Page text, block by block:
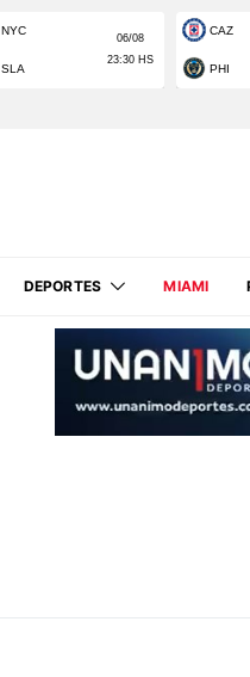
DEPORTES MIAMI